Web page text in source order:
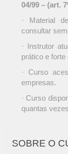
04/99 – (art.
· Material
consultar
· Instrutor
prático e
· Curso
empresas.
· Curso
quantas
SOBRE O